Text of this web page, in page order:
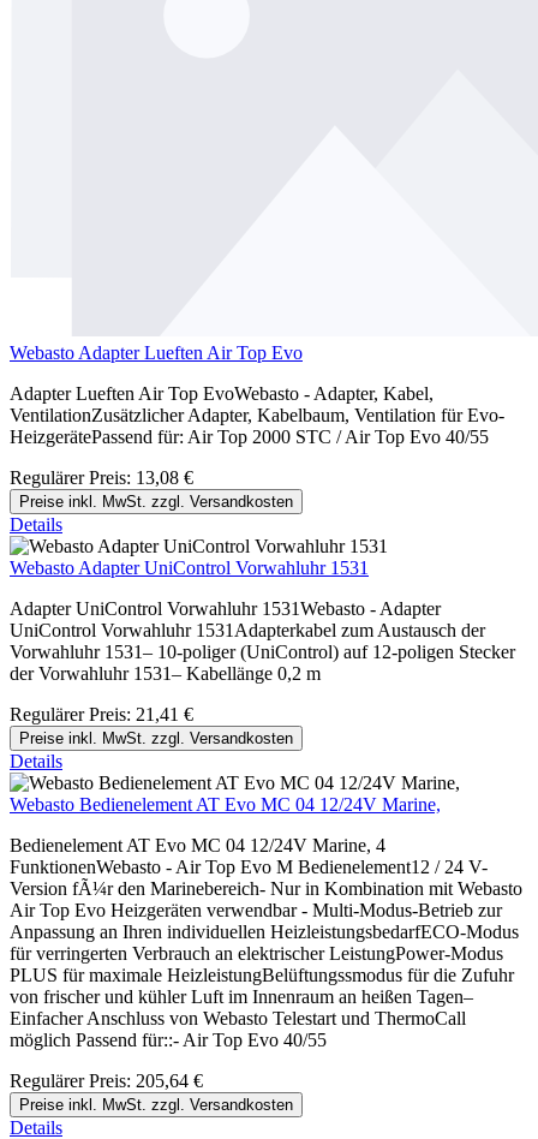
Webasto Adapter Lueften Air Top Evo
Adapter Lueften Air Top EvoWebasto - Adapter, Kabel,
VentilationZusätzlicher Adapter, Kabelbaum, Ventilation für Evo-
HeizgerätePassend für: Air Top 2000 STC / Air Top Evo 40/55
Regulärer Preis: 13,08 €
Preise inkl. MwSt. zzgl. Versandkosten
Details
Webasto Adapter UniControl Vorwahluhr 1531
Adapter UniControl Vorwahluhr 1531Webasto - Adapter
UniControl Vorwahluhr 1531Adapterkabel zum Austausch der
Vorwahluhr 1531– 10-poliger (UniControl) auf 12-poligen Stecker
der Vorwahluhr 1531– Kabellänge 0,2 m
Regulärer Preis: 21,41 €
Preise inkl. MwSt. zzgl. Versandkosten
Details
Webasto Bedienelement AT Evo MC 04 12/24V Marine,
Bedienelement AT Evo MC 04 12/24V Marine, 4
FunktionenWebasto - Air Top Evo M Bedienelement12 / 24 V-
Version fÃ¼r den Marinebereich- Nur in Kombination mit Webasto
Air Top Evo Heizgeräten verwendbar - Multi-Modus-Betrieb zur
Anpassung an Ihren individuellen HeizleistungsbedarfECO-Modus
für verringerten Verbrauch an elektrischer LeistungPower-Modus
PLUS für maximale HeizleistungBelüftungssmodus für die Zufuhr
von frischer und kühler Luft im Innenraum an heißen Tagen–
Einfacher Anschluss von Webasto Telestart und ThermoCall
möglich Passend für::- Air Top Evo 40/55
Regulärer Preis: 205,64 €
Preise inkl. MwSt. zzgl. Versandkosten
Details